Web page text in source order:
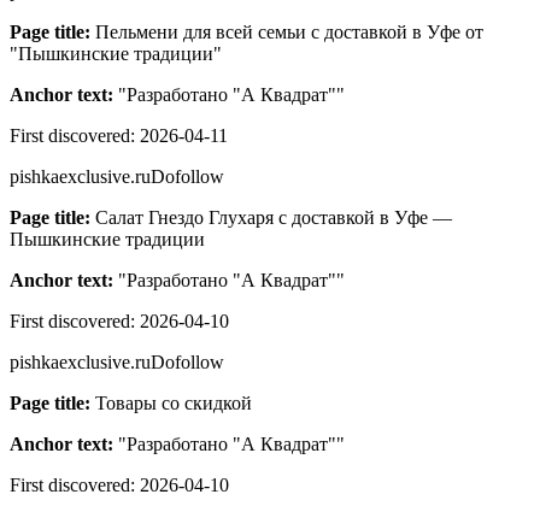
Page title: Пельмени для всей семьи с доставкой в Уфе от
"Пышкинские традиции"
Anchor text: "Разработано "А Квадрат""
First discovered: 2026-04-11
pishkaexclusive.ruDofollow
Page title: Салат Гнездо Глухаря с доставкой в Уфе —
Пышкинские традиции
Anchor text: "Разработано "А Квадрат""
First discovered: 2026-04-10
pishkaexclusive.ruDofollow
Page title: Товары со скидкой
Anchor text: "Разработано "А Квадрат""
First discovered: 2026-04-10